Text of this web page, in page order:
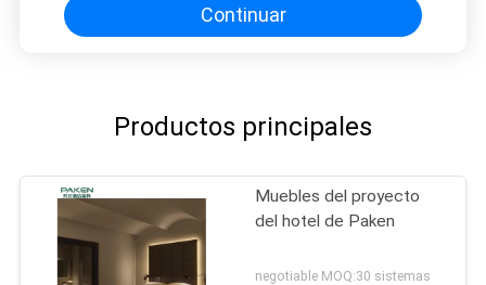
Continuar
Productos principales
Muebles del proyecto
del hotel de Paken
negotiable MOQ:30 sistemas